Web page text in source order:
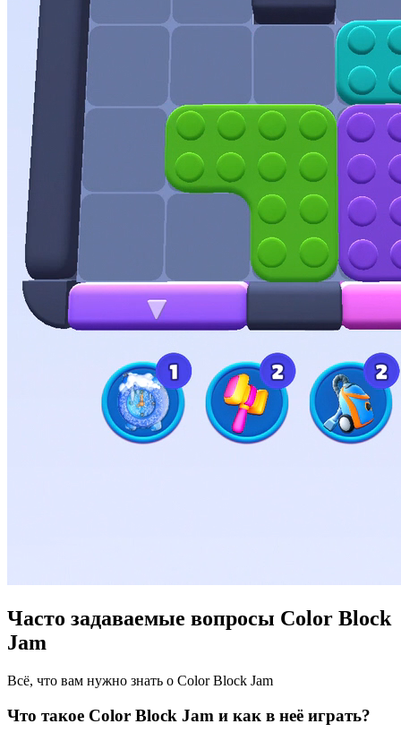
Часто задаваемые вопросы Color Block
Jam
Всё, что вам нужно знать о Color Block Jam
Что такое Color Block Jam и как в неё играть?